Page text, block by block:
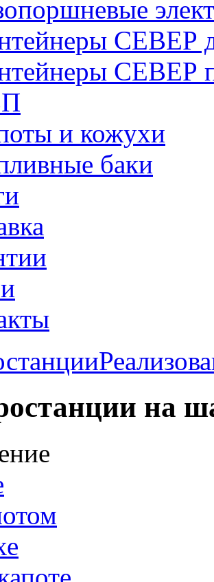
СЕВЕР
СЕВЕР
и кожухи
баки
на